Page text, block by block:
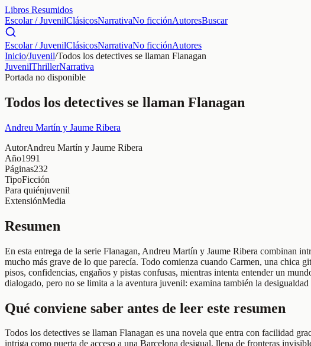
Libros Resumidos
Escolar / JuvenilClásicosNarrativaNo ficciónAutoresBuscar
Escolar / JuvenilClásicosNarrativaNo ficciónAutores
Inicio/Juvenil/Todos los detectives se llaman Flanagan
JuvenilThrillerNarrativa
Portada no disponible
Todos los detectives se llaman Flanagan
Andreu Martín y Jaume Ribera
AutorAndreu Martín y Jaume Ribera
Año1991
Páginas232
TipoFicción
Para quiénjuvenil
ExtensiónMedia
Resumen
En esta entrega de la serie Flanagan, Andreu Martín y Jaume Ribera combinan
mucho más grave de lo que parecía. Todo comienza cuando Carmen, una chica
pisos, confidencias, engaños y pistas confusas, mientras intenta entender un
dialogado, pero no se limita a la aventura juvenil: examina también la
Qué conviene saber antes de leer este resumen
Todos los detectives se llaman Flanagan es una novela que entra con facilidad
intriga como puerta de acceso a una Barcelona desigual, llena de fronteras